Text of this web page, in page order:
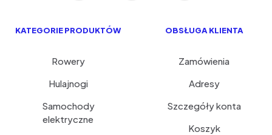
KATEGORIE PRODUKTÓW
Rowery
Hulajnogi
Samochody
elektryczne
OBSŁUGA KLIENTA
Zamówienia
Adresy
Szczegóły konta
Koszyk